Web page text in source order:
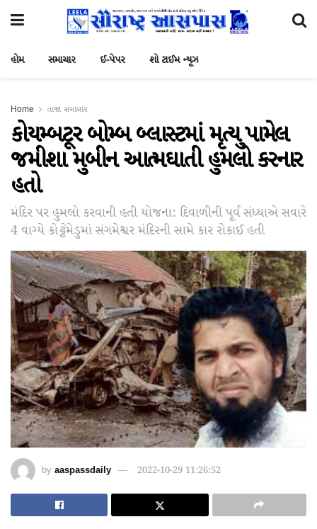
હોમ સમાચાર ઈ-પેપર શો ટાઈમ ન્યૂઝ
Home તાજા સમાચાર
કોયમ્બટૂર બોમ્બ બ્લાસ્ટમાં મૃત્યુ પામેલ
જમીશા મુબીન આત્મઘાતી હુમલો કરનાર
હતો
મંદિર પર હુમલો કરવાની હતી યોજના: દિવાળીની પૂર્વ સંધ્યાએ સવારે
4 વાગ્યે કોટ્ટેમેડુમાં સંગમેશ્વર મંદિરની સામે કાર રોકાઈ હતી
by aaspassdaily 2022-10-29 11:26:52